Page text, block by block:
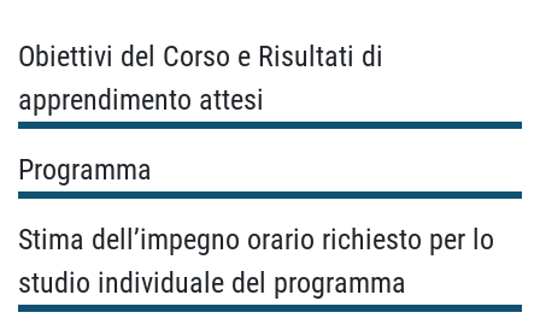
Obiettivi del Corso e Risultati di
apprendimento attesi
Programma
Stima dell’impegno orario richiesto per lo
studio individuale del programma